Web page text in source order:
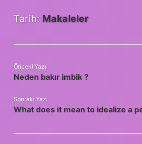
Tarih: Makaleler
Önceki Yazı
Neden bakır imbik ?
Sonraki Yazı
What does it mean to idealize a